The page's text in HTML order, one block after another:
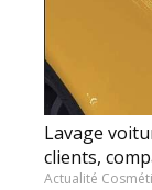
Lavage
clients,
Actualité